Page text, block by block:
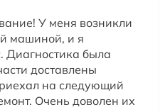
У меня возникли
машиной, и я
Диагностика была
доставлены
на следующий
Очень доволен их